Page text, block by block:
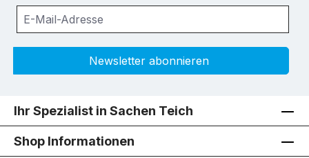
Newsletter abonnieren
Ihr Spezialist in Sachen Teich
Shop Informationen